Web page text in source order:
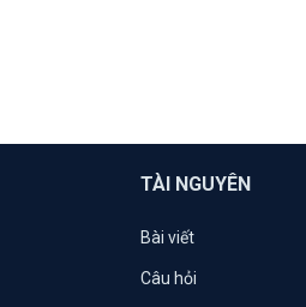
TÀI NGUYÊN
Bài viết
Câu hỏi